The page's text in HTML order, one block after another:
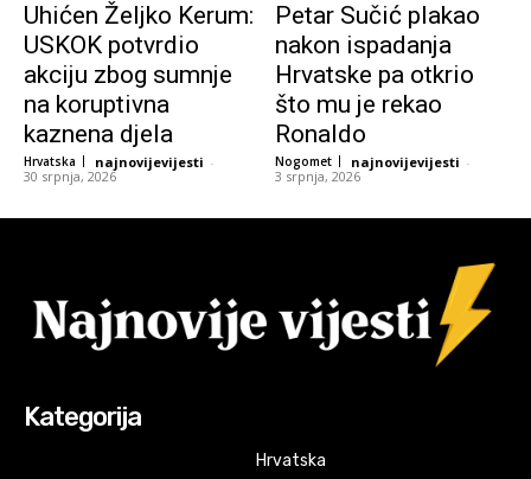
Uhićen Željko Kerum:
USKOK potvrdio
akciju zbog sumnje
na koruptivna
kaznena djela
Hrvatska najnovijevijesti -
30 srpnja, 2026
Petar Sučić plakao
nakon ispadanja
Hrvatske pa otkrio
što mu je rekao
Ronaldo
Nogomet najnovijevijesti -
3 srpnja, 2026
Kategorija
Hrvatska